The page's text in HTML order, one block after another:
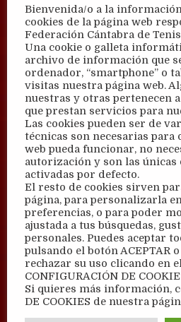
Bienvenida/o a la
cookies de la página web
Federación Cántabra de
Una cookie o galleta
archivo de información que
ordenador, “smartphone” o
visitas nuestra página web.
nuestras y otras pertenecen
que prestan servicios para
Las cookies pueden ser de
técnicas son necesarias para
web pueda funcionar, no
autorización y son las únicas
activadas por defecto.
El resto de cookies sirven
página, para personalizarla
preferencias, o para poder
ajustada a tus búsquedas,
personales. Puedes aceptar
pulsando el botón ACEPTAR
rechazar su uso clicando en
CONFIGURACIÓN DE
Si quieres más información,
DE COOKIES de nuestra